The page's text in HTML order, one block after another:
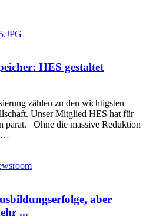
HES gestaltet
zählen zu den wichtigsten
Unser Mitglied HES hat für
parat. Ohne die massive Reduktion
…
aber
...